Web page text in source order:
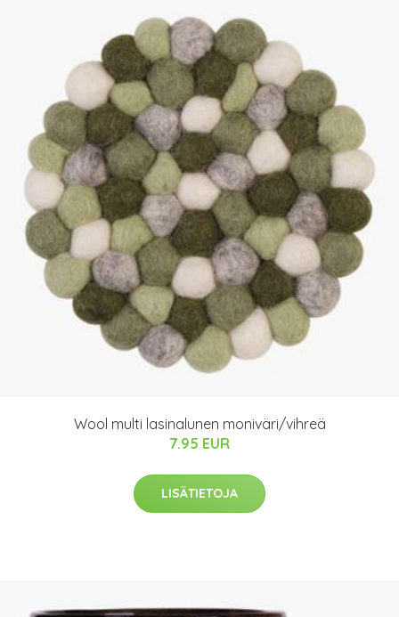
Wool multi lasinalunen moniväri/vihreä
7.95 EUR
LISÄTIETOJA